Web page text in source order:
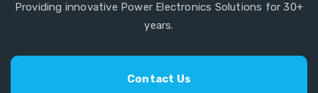
Providing innovative Power Electronics Solutions for 30+
years.
Contact Us